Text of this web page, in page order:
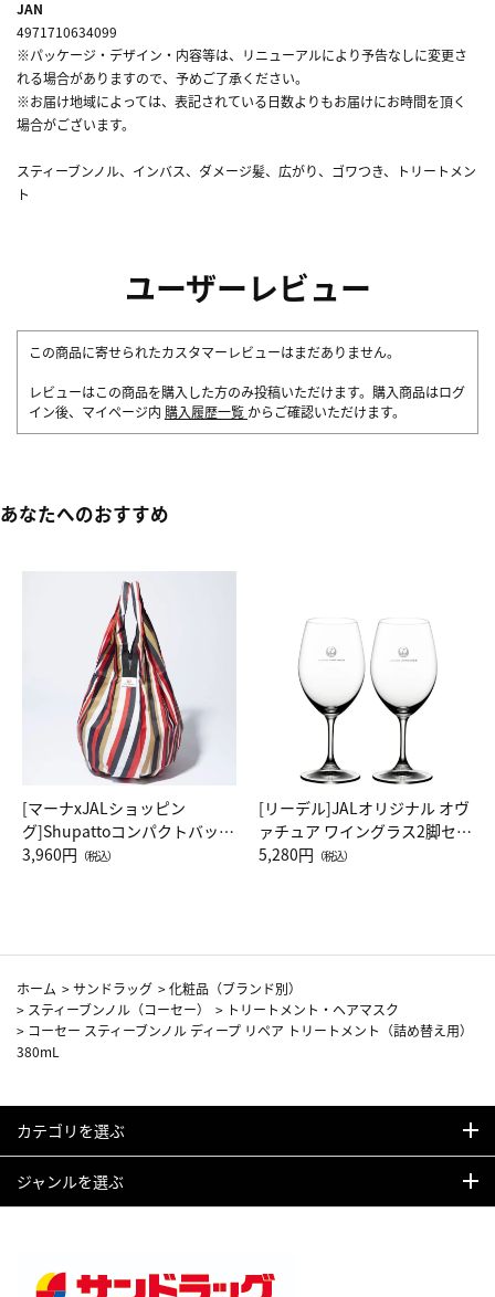
JAN
4971710634099
※パッケージ・デザイン・内容等は、リニューアルにより予告なしに変更さ
れる場合がありますので、予めご了承ください。
※お届け地域によっては、表記されている日数よりもお届けにお時間を頂く
場合がございます。
スティーブンノル、インバス、ダメージ髪、広がり、ゴワつき、トリートメン
ト
ユーザーレビュー
この商品に寄せられたカスタマーレビューはまだありません。
レビューはこの商品を購入した方のみ投稿いただけます。購入商品はログ
イン後、マイページ内 購入履歴一覧 からご確認いただけます。
あなたへのおすすめ
[マーナxJALショッピン
グ]Shupattoコンパクトバッグ
Drop JAL客室乗務員（LC）ス
3,960円 （税込）
[リーデル]JALオリジナル オヴ
ァチュア ワイングラス2脚セッ
ト（レッドワイン）
5,280円 （税込）
ホーム >サンドラッグ >化粧品（ブランド別）
> スティーブンノル（コーセー） > トリートメント・ヘアマスク
> コーセー スティーブンノル ディープ リペア トリートメント（詰め替え用）
380mL
カテゴリを選ぶ
ジャンルを選ぶ